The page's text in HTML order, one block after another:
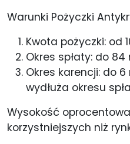
Warunki Pożyczki
Kwota pożyczki: od
Okres spłaty: do
Okres karencji: do
wydłuża okresu
Wysokość
korzystniejszych niż